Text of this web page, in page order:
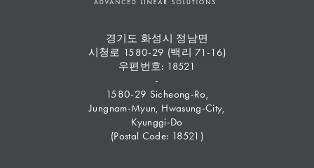
경기도 화성시 정남면
시청로 1580-29 (백리 71-16)
우편번호: 18521
-
1580-29 Sicheong-Ro,
Jungnam-Myun, Hwasung-City,
Kyunggi-Do
(Postal Code: 18521)